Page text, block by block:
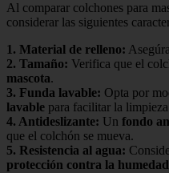
Al comparar colchones para
considerar las siguientes
1. Material de relleno:
2. Tamaño: Verifica que el
mascota.
3. Funda lavable: Opta por
lavable para facilitar la
4. Antideslizante: Un fondo
que el colchón se mueva.
5. Resistencia al agua:
protección contra la humedad